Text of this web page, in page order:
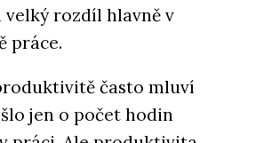
velký rozdíl hlavně v
práce.
často mluví
jen o počet hodin